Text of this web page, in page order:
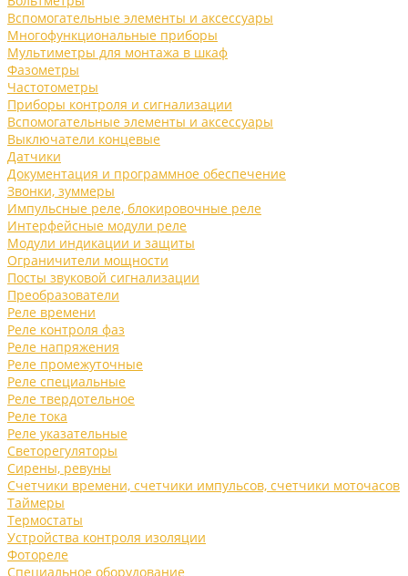
Вспомогательные элементы и аксессуары
Многофункциональные приборы
Мультиметры для монтажа в шкаф
Фазометры
Частотометры
Приборы контроля и сигнализации
Вспомогательные элементы и аксессуары
Выключатели концевые
Датчики
Документация и программное обеспечение
Звонки, зуммеры
Импульсные реле, блокировочные реле
Интерфейсные модули реле
Модули индикации и защиты
Ограничители мощности
Посты звуковой сигнализации
Преобразователи
Реле времени
Реле контроля фаз
Реле напряжения
Реле промежуточные
Реле специальные
Реле твердотельное
Реле тока
Реле указательные
Светорегуляторы
Сирены, ревуны
Счетчики времени, счетчики импульсов, счетчики моточасов
Таймеры
Термостаты
Устройства контроля изоляции
Фотореле
Специальное оборудование